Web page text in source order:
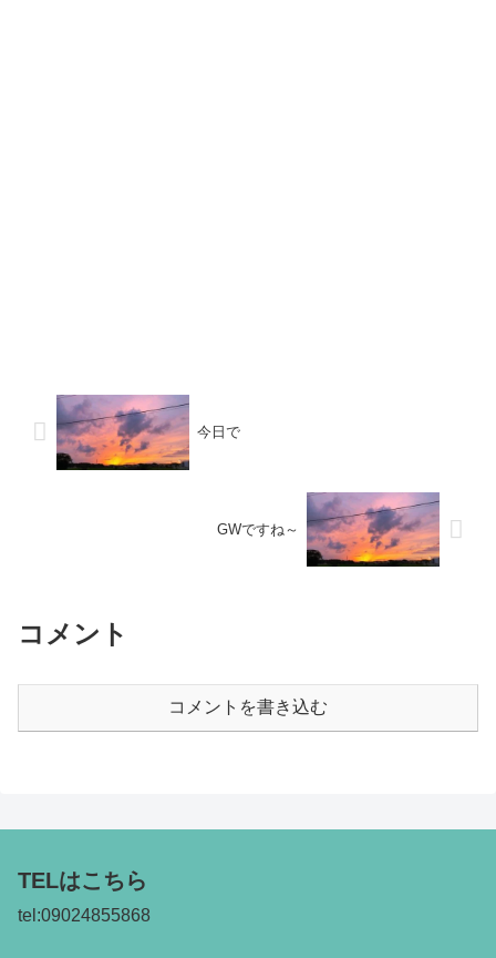
今日で
GWですね～
コメント
コメントを書き込む
TELはこちら
tel:09024855868